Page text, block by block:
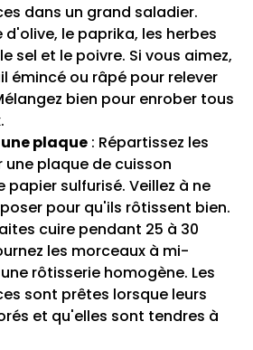
dans un grand saladier.
d'olive, le paprika, les herbes
sel et le poivre. Si vous aimez,
émincé ou râpé pour relever
bien pour enrober tous
plaque : Répartissez les
une plaque de cuisson
papier sulfurisé. Veillez à ne
pour qu'ils rôtissent bien.
cuire pendant 25 à 30
les morceaux à mi-
rôtisserie homogène. Les
sont prêtes lorsque leurs
et qu'elles sont tendres à